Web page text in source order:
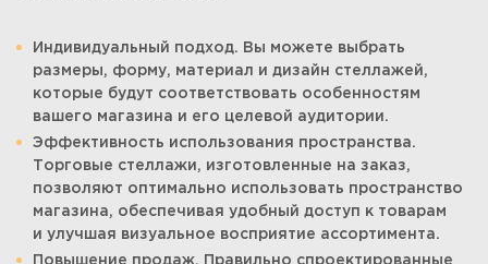
Индивидуальный подход. Вы можете выбрать
размеры, форму, материал и дизайн стеллажей,
которые будут соответствовать особенностям
вашего магазина и его целевой аудитории.
Эффективность использования пространства.
Торговые стеллажи, изготовленные на заказ,
позволяют оптимально использовать пространство
магазина, обеспечивая удобный доступ к товарам
и улучшая визуальное восприятие ассортимента.
Повышение продаж. Правильно спроектированные